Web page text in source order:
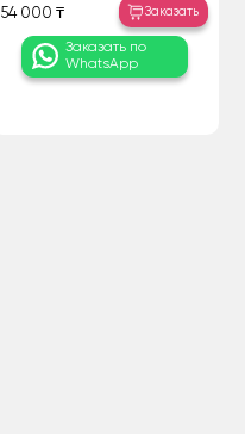
54 000 ₸ Заказать
Заказать по
WhatsApp